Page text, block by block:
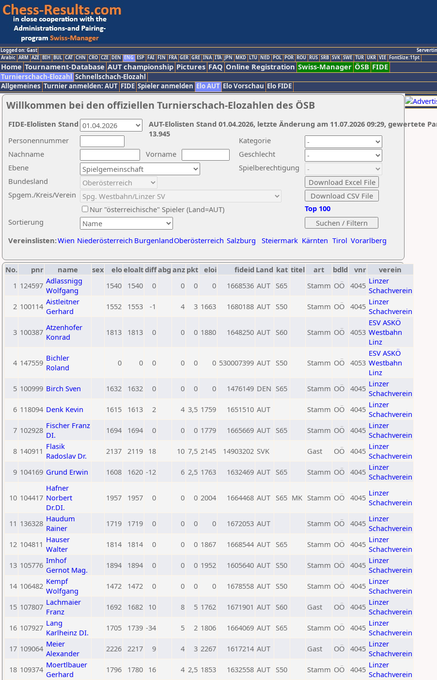
Logged on: Gast
Arabic ARM AZE BIH BUL CAT CHN CRO CZE DEN ENG ESP FAI FIN FRA GER GRE INA ITA JPN MKD LTU NED POL POR ROU RUS SRB SVK SWE TUR UKR VIE FontSize:11pt
Home Tournament-Database AUT championship Pictures FAQ Online Registration Swiss-Manager ÖSB FIDE
Turnierschach-Elozahl Schnellschach-Elozahl
Allgemeines Turnier anmelden: AUT FIDE Spieler anmelden Elo AUT Elo Vorschau Elo FIDE
Willkommen bei den offiziellen Turnierschach-Elozahlen des ÖSB
Nachname
Vorname
Ebene
Kategorie
Sortierung
Personennummer
Bundesland
Spgem./Kreis/Verein
Geschlecht
Nur "österreichische" Spieler (Land=AUT)
Spielberechtigung
Vereinslisten:Wien Niederösterreich BurgenlandOberösterreich Salzburg Steiermark Kärnten Tirol Vorarlberg
Top 100
AUT-Elolisten Stand 01.04.2026, letzte Änderung am 11.07.2026 09:29, gewertete
13.945
FIDE-Elolisten Stand
No. pnr name sex eloeloaltdiffabg anz pkt eloi fideid Land kat titel art bdld vnr
verein
1 124597 Adlassnigg
Wolfgang
1540 1540 0 0 0 0 1668536 AUT S65 Stamm OÖ 4045 Linzer
Schachverein
2 100114 Aistleitner
Gerhard
1552 1553 -1 4 3 1663 1680188 AUT S50 Stamm OÖ 4045 Linzer
Schachverein
3 100387 Atzenhofer
Konrad
1813 1813 0 0 0 1880 1648250 AUT S60 Stamm OÖ 4053
ESV ASKÖ
Westbahn
Linz
4 147559 Bichler
Roland
0 0 0 0 0 0 530007399 AUT S50 Stamm OÖ 4053
ESV ASKÖ
Westbahn
Linz
5 100999 Birch Sven 1632 1632 0 0 0 0 1476149 DEN S65 Stamm OÖ 4045 Linzer
Schachverein
6 118094 Denk Kevin 1615 1613 2 4 3,5 1759 1651510 AUT Stamm OÖ 4045 Linzer
Schachverein
7 102928 Fischer Franz
DI.
1694 1694 0 0 0 1779 1665669 AUT S65 Stamm OÖ 4045 Linzer
Schachverein
8 140911 Flasik
Radoslav Dr.
2137 2119 18 10 7,5 2145 14903202 SVK Gast OÖ 4045 Linzer
Schachverein
9 104169 Grund Erwin 1608 1620 -12 6 2,5 1763 1632469 AUT S65 Stamm OÖ 4045 Linzer
Schachverein
10 104417
Hafner
Norbert
Dr.DI.
1957 1957 0 0 0 2004 1664468 AUT S65 MK Stamm OÖ 4045 Linzer
Schachverein
11 136328 Haudum
Rainer
1719 1719 0 0 0 0 1672053 AUT Stamm OÖ 4045 Linzer
Schachverein
12 104811 Hauser
Walter
1814 1814 0 0 0 1867 1668544 AUT S65 Stamm OÖ 4045 Linzer
Schachverein
13 105776 Imhof
Gernot Mag.
1894 1894 0 0 0 1952 1605640 AUT S50 Stamm OÖ 4045 Linzer
Schachverein
14 106482 Kempf
Wolfgang
1472 1472 0 0 0 0 1678558 AUT S50 Stamm OÖ 4045 Linzer
Schachverein
15 107807 Lachmaier
Franz
1692 1682 10 8 5 1762 1671901 AUT S60 Gast OÖ 4045 Linzer
Schachverein
16 107927 Lang
Karlheinz DI.
1705 1739 -34 5 2 1806 1664069 AUT S65 Stamm OÖ 4045 Linzer
Schachverein
17 109064 Meier
Alexander
2226 2217 9 4 3 2267 1617214 AUT Gast OÖ 4045 Linzer
Schachverein
18 109374 Moertlbauer
Gerhard
1796 1780 16 4 2,5 1853 1632558 AUT S50 Stamm OÖ 4045 Linzer
Schachverein